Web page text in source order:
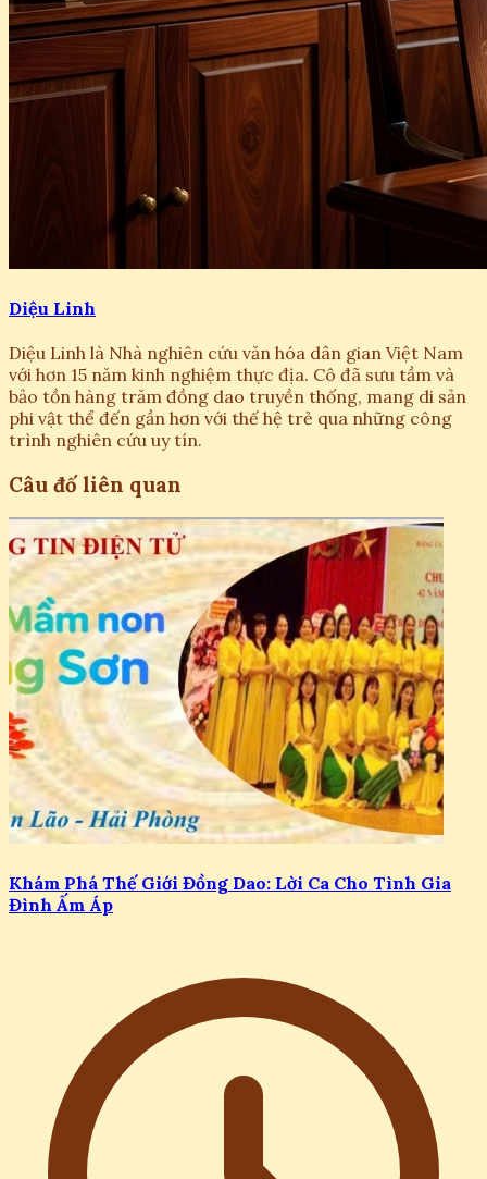
Diệu Linh
Diệu Linh là Nhà nghiên cứu văn hóa dân gian Việt Nam
với hơn 15 năm kinh nghiệm thực địa. Cô đã sưu tầm và
bảo tồn hàng trăm đồng dao truyền thống, mang di sản
phi vật thể đến gần hơn với thế hệ trẻ qua những công
trình nghiên cứu uy tín.
Câu đố liên quan
Khám Phá Thế Giới Đồng Dao: Lời Ca Cho Tình Gia
Đình Ấm Áp